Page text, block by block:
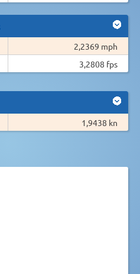
2,2369 mph
3,2808 fps
1,9438 kn